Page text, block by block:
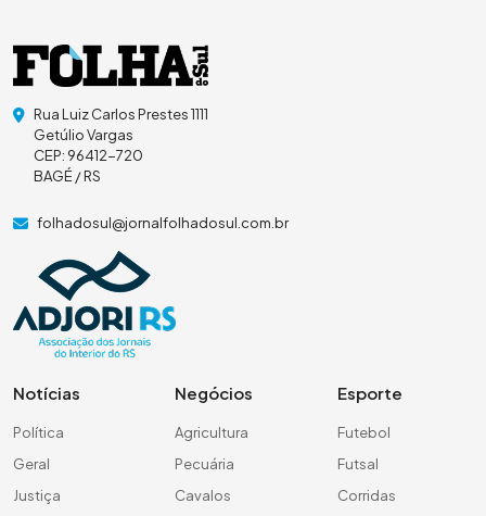
Rua Luiz Carlos Prestes 1111
Getúlio Vargas
CEP: 96412-720
BAGÉ / RS
folhadosul@jornalfolhadosul.com.br
Notícias
Política
Geral
Justiça
Negócios
Agricultura
Pecuária
Cavalos
Esporte
Futebol
Futsal
Corridas